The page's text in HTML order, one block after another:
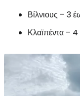
Βίλνιους – 3
Κλαϊπέντα –